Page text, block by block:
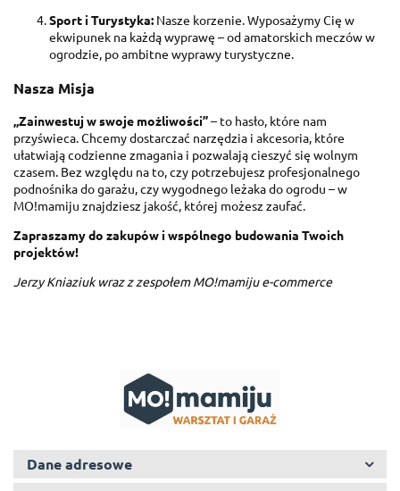
Sport i Turystyka: Nasze korzenie. Wyposażymy Cię w
ekwipunek na każdą wyprawę – od amatorskich meczów w
ogrodzie, po ambitne wyprawy turystyczne.
Nasza Misja
„Zainwestuj w swoje możliwości”– to hasło, które nam
przyświeca. Chcemy dostarczać narzędzia i akcesoria, które
ułatwiają codzienne zmagania i pozwalają cieszyć się wolnym
czasem. Bez względu na to, czy potrzebujesz profesjonalnego
podnośnika do garażu, czy wygodnego leżaka do ogrodu – w
MO!mamiju znajdziesz jakość, której możesz zaufać.
Zapraszamy do zakupów i wspólnego budowania Twoich
projektów!
Jerzy Kniaziuk wraz z zespołem MO!mamiju e-commerce
Dane adresowe